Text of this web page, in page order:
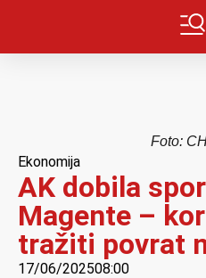
Foto:
Ekonomija
AK dobila
Magente –
tražiti povrat
17/06/202508:00